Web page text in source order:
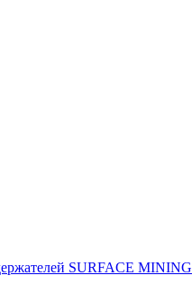
SURFACE MINING